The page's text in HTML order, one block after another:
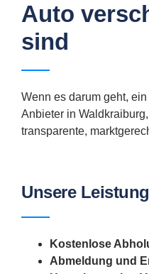
Auto
sind
Wenn es darum geht,
Anbieter in
transparente,
Unsere
Kostenlose
Abmeldung und